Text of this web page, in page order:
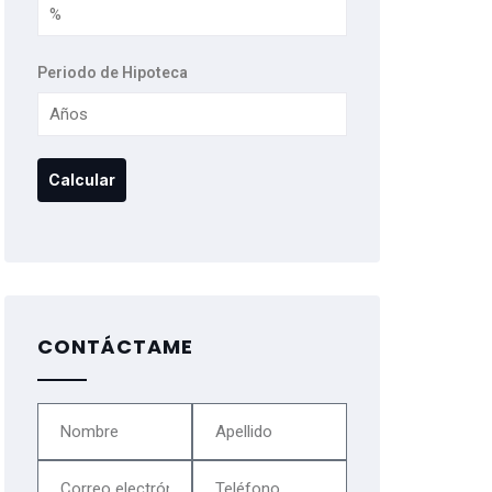
Periodo de Hipoteca
CONTÁCTAME